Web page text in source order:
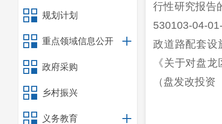
规划计划
重点领域信息公开
政府采购
乡村振兴
义务教育
行性研究报告
530103-04-
政道路配套设
《关于对盘龙
（盘发改投资